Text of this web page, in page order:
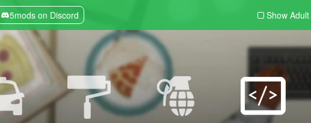
5mods on Discord Show Adult